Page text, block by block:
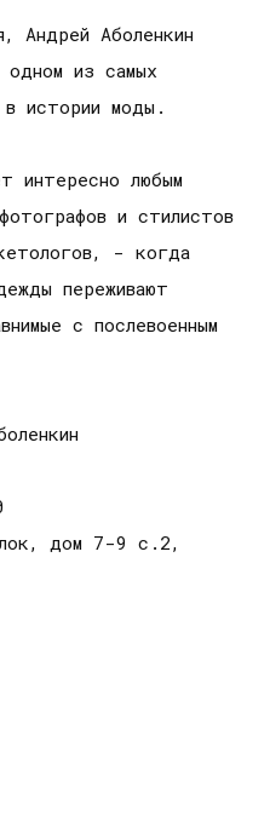
Андрей Аболенкин
из самых
истории моды.
интересно любым
и стилистов
- когда
переживают
с послевоенным
дом 7-9 с.2,